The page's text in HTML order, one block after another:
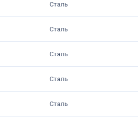
Сталь
Сталь
Сталь
Сталь
Сталь